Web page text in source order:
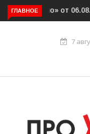
ГЛАВНОЕ
Прокуратура держит
пассажирских
7